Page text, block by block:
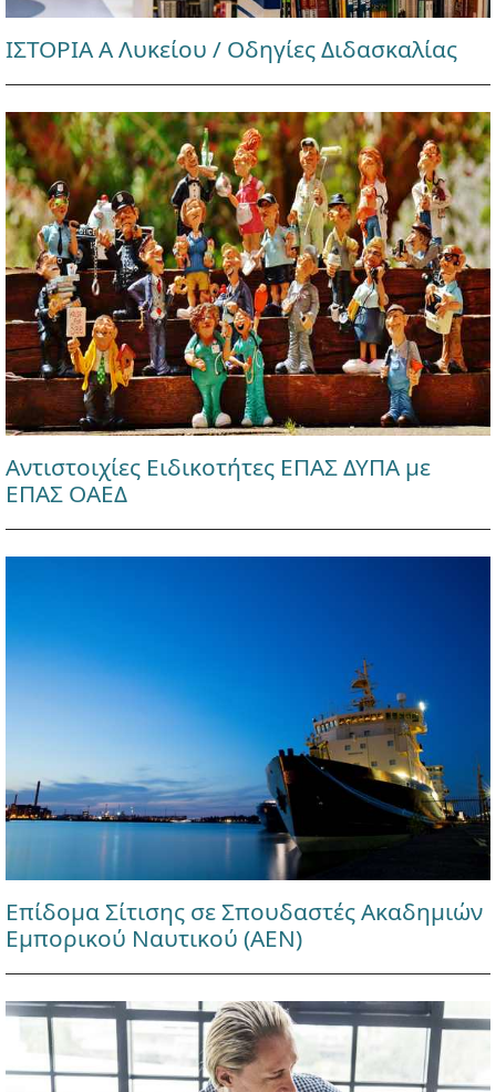
ΙΣΤΟΡΙΑ Α Λυκείου / Οδηγίες Διδασκαλίας
Αντιστοιχίες Ειδικοτήτες ΕΠΑΣ ΔΥΠΑ με
ΕΠΑΣ ΟΑΕΔ
Επίδομα Σίτισης σε Σπουδαστές Ακαδημιών
Εμπορικού Ναυτικού (ΑΕΝ)